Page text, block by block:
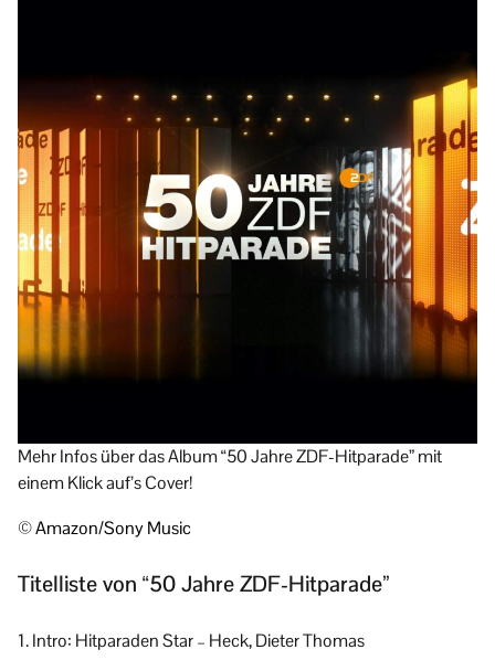
Mehr Infos über das Album “50 Jahre ZDF-Hitparade” mit
einem Klick auf’s Cover!
© Amazon/Sony Music
Titelliste von “50 Jahre ZDF-Hitparade”
1. Intro: Hitparaden Star – Heck, Dieter Thomas